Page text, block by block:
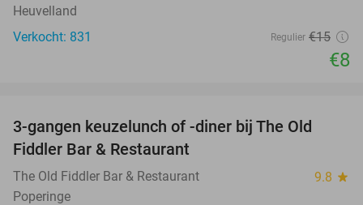
Heuvelland
Verkocht: 831
Regulier €15
€8
3-gangen keuzelunch of -diner bij The Old
Fiddler Bar & Restaurant
The Old Fiddler Bar & Restaurant 9.8 star
Poperinge